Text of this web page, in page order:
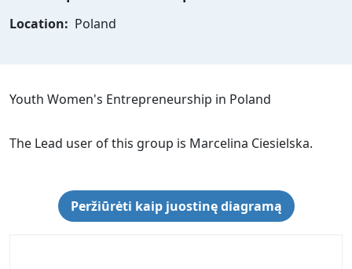
Location: Poland
Youth Women's Entrepreneurship in Poland
The Lead user of this group is Marcelina Ciesielska.
Peržiūrėti kaip juostinę diagramą